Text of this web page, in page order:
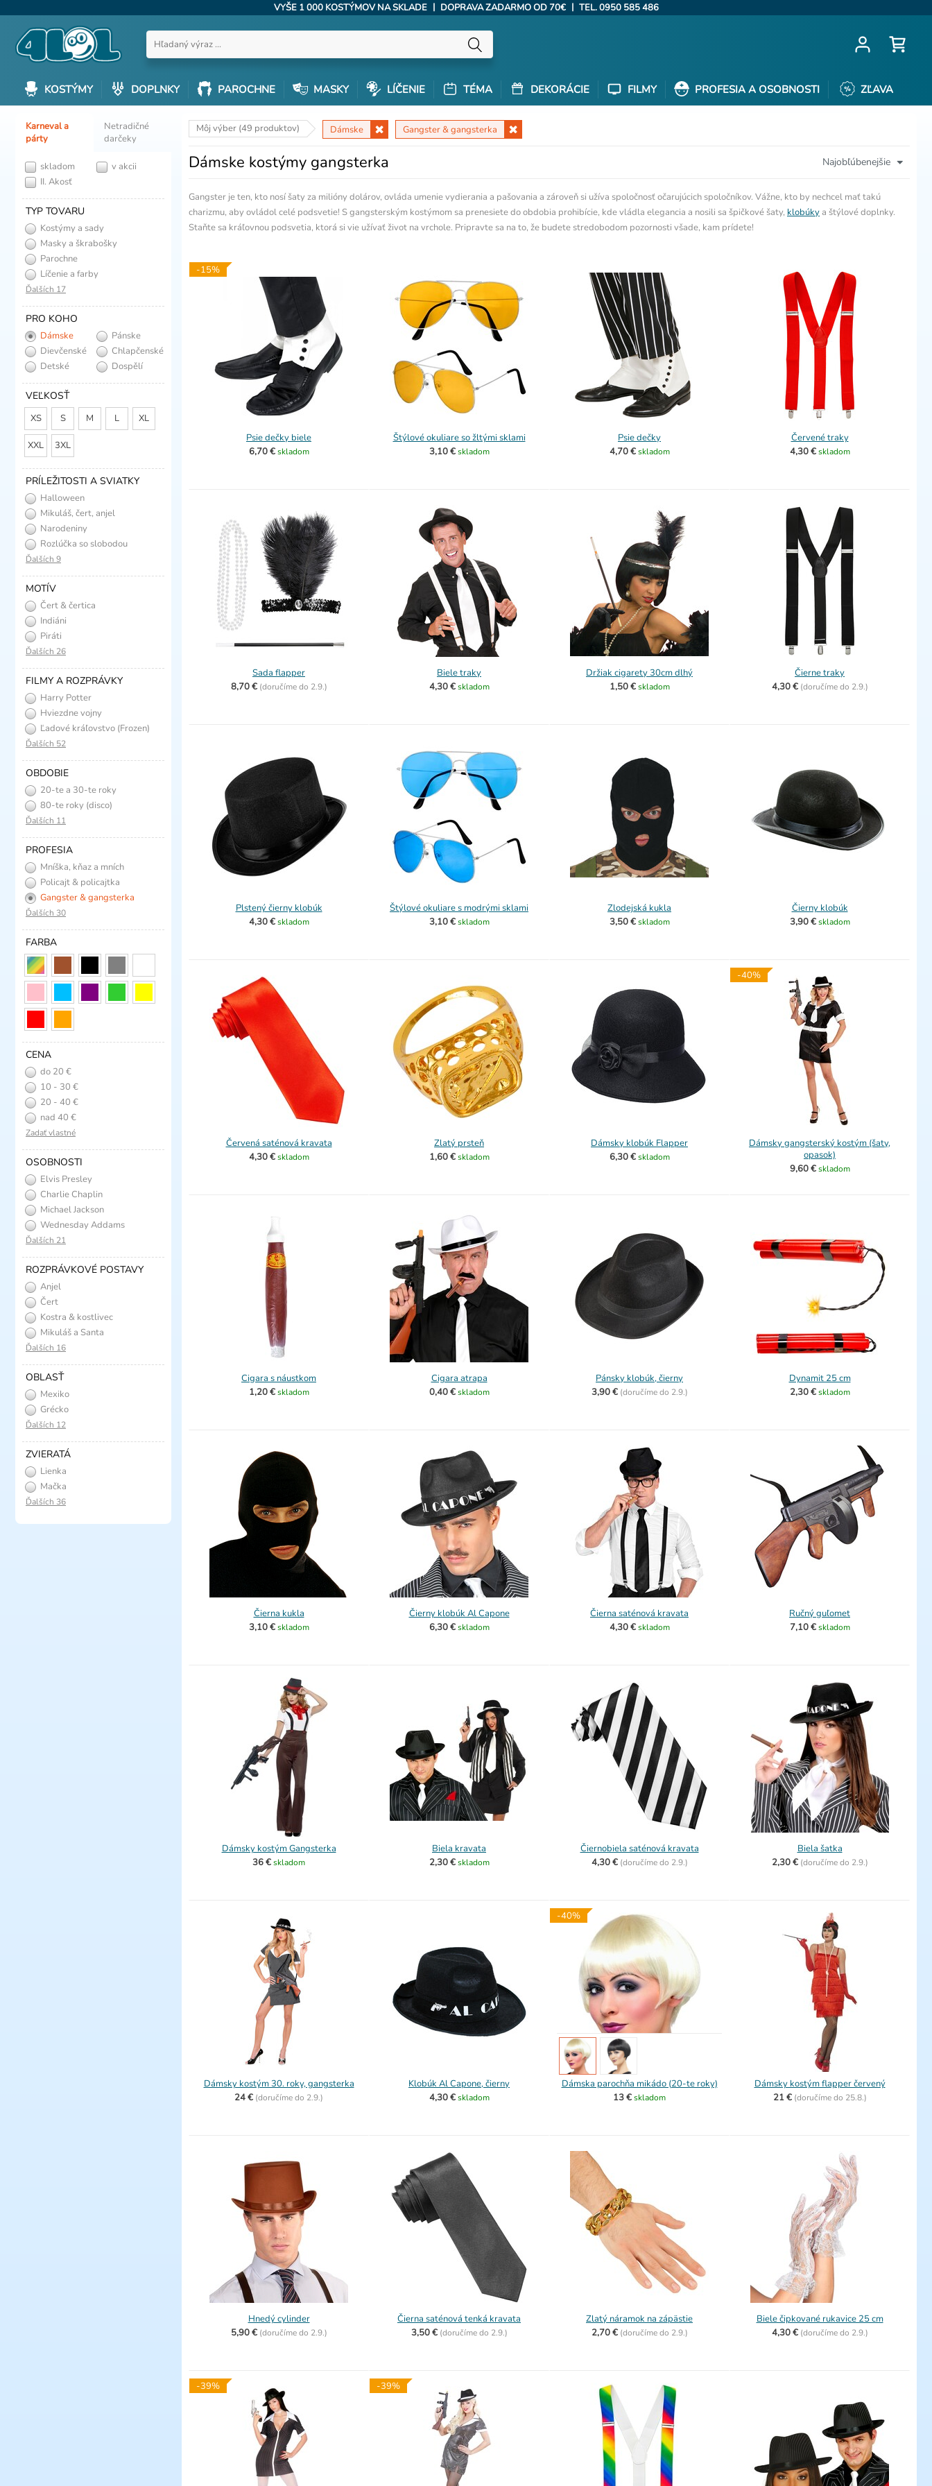
VYŠE 1 000 KOSTÝMOV NA SKLADE | DOPRAVA ZADARMO OD 70€ | TEL. 0950 585 486
KOSTÝMY DOPLNKY PAROCHNE MASKY LÍČENIE TÉMA DEKORÁCIE FILMY PROFESIA A OSOBNOSTI ZĽAVA
Môj výber (49 produktov) Dámske Gangster & gangsterka
Najobľúbenejšie
Dámske kostýmy gangsterka
Gangster je ten, kto nosí šaty za milióny dolárov, ovláda umenie vydierania a pašovania a zároveň si užíva spoločnosť očarujúcich spoločníkov. Vážne, kto by nechcel mať takú
charizmu, aby ovládol celé podsvetie! S gangsterským kostýmom sa prenesiete do obdobia prohibície, kde vládla elegancia a nosili sa špičkové šaty, klobúkya štýlové doplnky.
Staňte sa kráľovnou podsvetia, ktorá si vie užívať život na vrchole. Pripravte sa na to, že budete stredobodom pozornosti všade, kam prídete!
-15%
Psie dečky biele
6,70 € skladom
Štýlové okuliare so žltými sklami
3,10 € skladom
Psie dečky
4,70 € skladom
Červené traky
4,30 € skladom
Sada flapper
8,70 € (doručíme do 2.9.)
Biele traky
4,30 € skladom
Držiak cigarety 30cm dlhý
1,50 € skladom
Čierne traky
4,30 € (doručíme do 2.9.)
Plstený čierny klobúk
4,30 € skladom
Štýlové okuliare s modrými sklami
3,10 € skladom
Zlodejská kukla
3,50 € skladom
Čierny klobúk
3,90 € skladom
Červená saténová kravata
4,30 € skladom
Zlatý prsteň
1,60 € skladom
Dámsky klobúk Flapper
6,30 € skladom
-40%
Dámsky gangsterský kostým (šaty,
opasok)
9,60 € skladom
Cigara s náustkom
1,20 € skladom
Cigara atrapa
0,40 € skladom
Pánsky klobúk, čierny
3,90 € (doručíme do 2.9.)
Dynamit 25 cm
2,30 € skladom
Čierna kukla
3,10 € skladom
Čierny klobúk Al Capone
6,30 € skladom
Čierna saténová kravata
4,30 € skladom
Ručný guľomet
7,10 € skladom
Dámsky kostým Gangsterka
36 €skladom
Biela kravata
2,30 € skladom
Čiernobiela saténová kravata
4,30 € (doručíme do 2.9.)
Biela šatka
2,30 € (doručíme do 2.9.)
Dámsky kostým 30. roky, gangsterka
24 € (doručíme do 2.9.)
Klobúk Al Capone, čierny
4,30 € skladom
-40%
Dámska parochňa mikádo (20-te roky)
13 €skladom
Dámsky kostým flapper červený
21 € (doručíme do 25.8.)
Hnedý cylinder
5,90 € (doručíme do 2.9.)
Čierna saténová tenká kravata
3,50 € (doručíme do 2.9.)
Zlatý náramok na zápästie
2,70 € (doručíme do 2.9.)
Biele čipkované rukavice 25 cm
4,30 € (doručíme do 2.9.)
-39% -39%
Karneval a
párty
Netradičné
darčeky
skladom
v akcii
II. Akosť
TYP TOVARU
Kostýmy a sady
Masky a škrabošky
Parochne
Líčenie a farby
Ďalších 17
PRO KOHO
Dámske
Pánske
Dievčenské
Chlapčenské
Detské
Dospělí
VEĽKOSŤ
XS S M L XL
XXL 3XL
PRÍLEŽITOSTI A SVIATKY
Halloween
Mikuláš, čert, anjel
Narodeniny
Rozlúčka so slobodou
Ďalších 9
MOTÍV
Čert & čertica
Indiáni
Piráti
Ďalších 26
FILMY A ROZPRÁVKY
Harry Potter
Hviezdne vojny
Ľadové kráľovstvo (Frozen)
Ďalších 52
OBDOBIE
20-te a 30-te roky
(charleston)
80-te roky (disco)
Ďalších 11
PROFESIA
Mníška, kňaz a mních
Policajt & policajtka
Gangster & gangsterka
Ďalších 30
FARBA
CENA
do 20 €
10 - 30 €
20 - 40 €
nad 40 €
Zadať vlastné
OSOBNOSTI
Elvis Presley
Charlie Chaplin
Michael Jackson
Wednesday Addams
Ďalších 21
ROZPRÁVKOVÉ POSTAVY
Anjel
Čert
Kostra & kostlivec
Mikuláš a Santa
Ďalších 16
OBLASŤ
Mexiko
Grécko
Ďalších 12
ZVIERATÁ
Lienka
Mačka
Ďalších 36